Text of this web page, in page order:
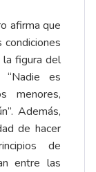
afirma que
la figura del
“Nadie es
menores,
Además,
de hacer
de
entre las